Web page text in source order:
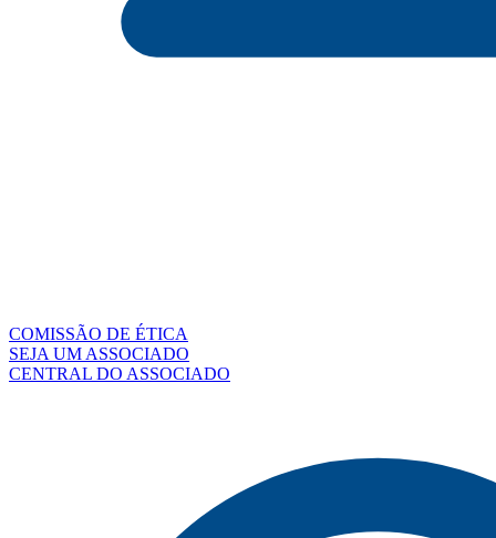
COMISSÃO DE ÉTICA
SEJA UM ASSOCIADO
CENTRAL DO ASSOCIADO